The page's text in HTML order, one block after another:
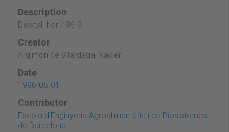
Description
Dewtall flor / 96-9
Creator
Argimon de Vilardaga, Xavier
Date
1996-05-01
Contributor
Escola d'Enginyeria Agroalimentària i de Biosistemes
de Barcelona